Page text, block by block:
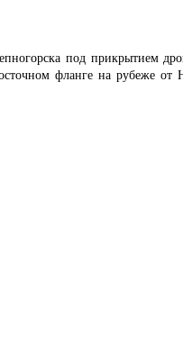
под прикрытием
фланге на рубеже